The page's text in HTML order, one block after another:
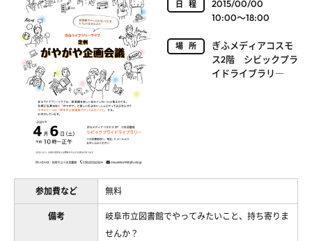
日程
2015/00/00
10:00～18:00
場所
ぎふメディアコスモ
ス2階 シビックプラ
イドライブラリ―
参加費など 無料
備考
岐阜市立図書館でやってみたいこと、持ち寄りま
せんか？